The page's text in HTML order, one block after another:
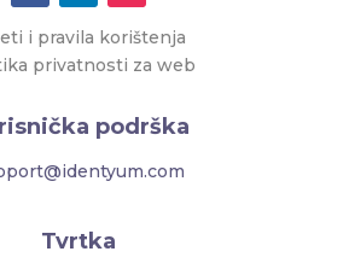
i pravila korištenja
privatnosti za web
podrška
Tvrtka